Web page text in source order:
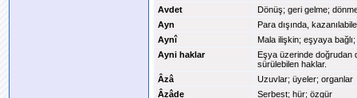
Avdet
Dönüş; geri gelme;
Ayn
Para dışında,
Aynî
Mala ilişkin; eşyaya
Ayni haklar
Eşya üzerinde doğrudan
sürülebilen haklar.
Âzâ
Uzuvlar; üyeler; organlar
Âzâde
Serbest; hür; özgür